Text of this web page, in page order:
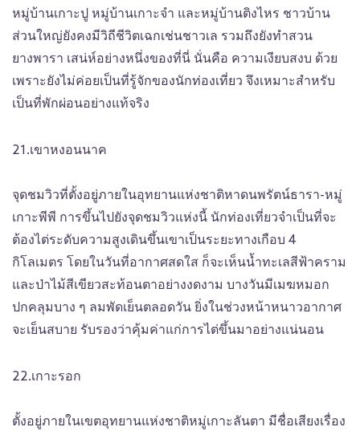
หมู่บ้านเกาะปู หมู่บ้านเกาะจำ และหมู่บ้านติงไหร ชาวบ้าน
ส่วนใหญ่ยังคงมีวิถีชีวิตเฉกเช่นชาวเล รวมถึงยังทำสวน
ยางพารา เสน่ห์อย่างหนึ่งของที่นี่ นั่นคือ ความเงียบสงบ ด้วย
เพราะยังไม่ค่อยเป็นที่รู้จักของนักท่องเที่ยว จึงเหมาะสำหรับ
เป็นที่พักผ่อนอย่างแท้จริง
21.เขาหงอนนาค
จุดชมวิวที่ตั้งอยู่ภายในอุทยานแห่งชาติหาดนพรัตน์ธารา-หมู่
เกาะพีพี การขึ้นไปยังจุดชมวิวแห่งนี้ นักท่องเที่ยวจำเป็นที่จะ
ต้องไต่ระดับความสูงเดินขึ้นเขาเป็นระยะทางเกือบ 4
กิโลเมตร โดยในวันที่อากาศสดใส ก็จะเห็นน้ำทะเลสีฟ้าคราม
และป่าไม้สีเขียวสะท้อนตาอย่างงดงาม บางวันมีเมฆหมอก
ปกคลุมบาง ๆ ลมพัดเย็นตลอดวัน ยิ่งในช่วงหน้าหนาวอากาศ
จะเย็นสบาย รับรองว่าคุ้มค่าแก่การไต่ขึ้นมาอย่างแน่นอน
22.เกาะรอก
ตั้งอยู่ภายในเขตอุทยานแห่งชาติหมู่เกาะลันตา มีชื่อเสียงเรื่อง